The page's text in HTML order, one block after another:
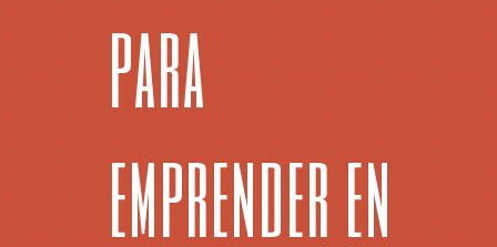
para
emprender en